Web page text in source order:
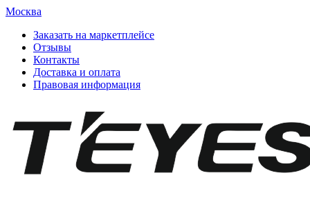
Москва
Заказать на маркетплейсе
Отзывы
Контакты
Доставка и оплата
Правовая информация